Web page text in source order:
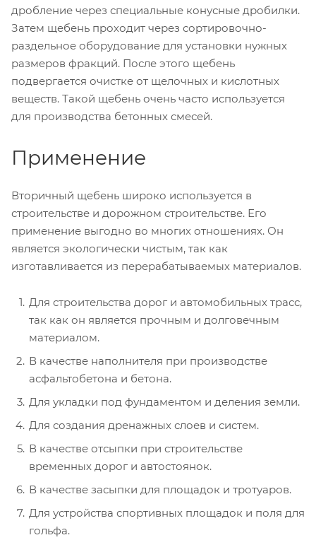
дробление через специальные конусные дробилки.
Затем щебень проходит через сортировочно-
раздельное оборудование для установки нужных
размеров фракций. После этого щебень
подвергается очистке от щелочных и кислотных
веществ. Такой щебень очень часто используется
для производства бетонных смесей.
Применение
Вторичный щебень широко используется в
строительстве и дорожном строительстве. Его
применение выгодно во многих отношениях. Он
является экологически чистым, так как
изготавливается из перерабатываемых материалов.
Для строительства дорог и автомобильных трасс,
так как он является прочным и долговечным
материалом.
В качестве наполнителя при производстве
асфальтобетона и бетона.
Для укладки под фундаментом и деления земли.
Для создания дренажных слоев и систем.
В качестве отсыпки при строительстве
временных дорог и автостоянок.
В качестве засыпки для площадок и тротуаров.
Для устройства спортивных площадок и поля для
гольфа.